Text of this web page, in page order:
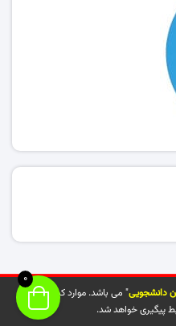
دانشجویی" می باشد. موارد کپی شده از
پیگیری خواهد شد.
0